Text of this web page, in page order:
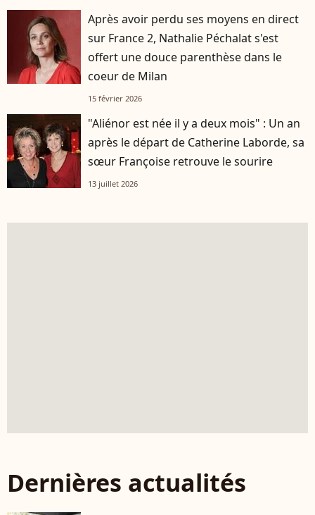
Après avoir perdu ses moyens en direct
sur France 2, Nathalie Péchalat s'est
offert une douce parenthèse dans le
coeur de Milan
15 février 2026
"Aliénor est née il y a deux mois" : Un an
après le départ de Catherine Laborde, sa
sœur Françoise retrouve le sourire
13 juillet 2026
Dernières actualités